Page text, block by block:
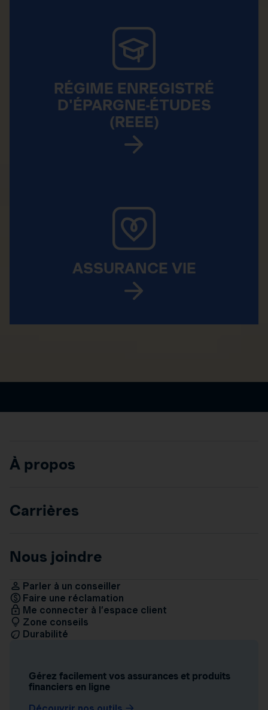
RÉGIME ENREGISTRÉ
D'ÉPARGNE-ÉTUDES
(REEE)
ASSURANCE VIE
À propos
Carrières
Nous joindre
Parler à un conseiller
Faire une réclamation
Me connecter à l’espace client
Zone conseils
Durabilité
Gérez facilement vos assurances et produits
financiers en ligne